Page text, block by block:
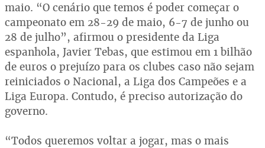
maio. “O cenário que temos é poder começar o
campeonato em 28-29 de maio, 6-7 de junho ou
28 de julho”, afirmou o presidente da Liga
espanhola, Javier Tebas, que estimou em 1 bilhão
de euros o prejuízo para os clubes caso não sejam
reiniciados o Nacional, a Liga dos Campeões e a
Liga Europa. Contudo, é preciso autorização do
governo.
“Todos queremos voltar a jogar, mas o mais